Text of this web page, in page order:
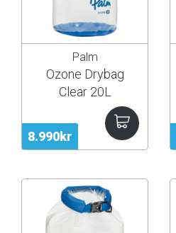
8.990kr
Palm
Ozone Drybag
Clear 20L